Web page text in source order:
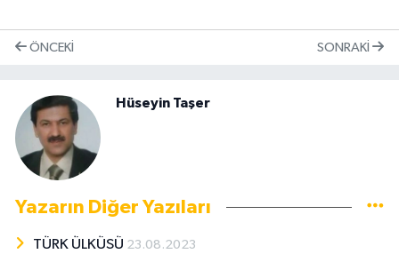
ÖNCEKI SONRAKI
Hüseyin Taşer
Yazarın Diğer Yazıları
TÜRK ÜLKÜSÜ 23.08.2023